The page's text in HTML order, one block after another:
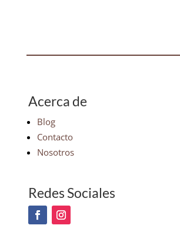
Acerca de
Blog
Contacto
Nosotros
Redes Sociales